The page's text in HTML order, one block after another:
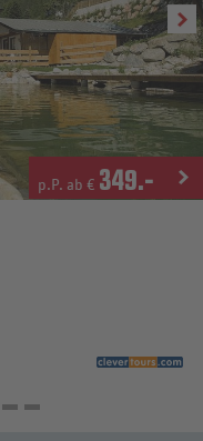
p.P. ab € 349.-